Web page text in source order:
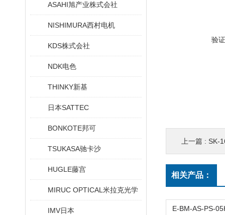
ASAHI旭产业株式会社
NISHIMURA西村电机
KDS株式会社
NDK电色
THINKY新基
日本SATTEC
BONKOTE邦可
TSUKASA驰卡沙
HUGLE藤宫
MIRUC OPTICAL米拉克光学
IMV日本
验
上一篇 : SK-
相关产品：